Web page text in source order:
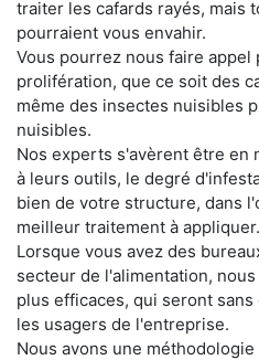
traiter les cafards rayés, mais
pourraient vous envahir.
Vous pourrez nous faire appel
prolifération, que ce soit des
même des insectes nuisibles
nuisibles.
Nos experts s'avèrent être en
à leurs outils, le degré
bien de votre structure, dans
meilleur traitement à appliquer.
Lorsque vous avez des
secteur de l'alimentation,
plus efficaces, qui seront
les usagers de l'entreprise.
Nous avons une